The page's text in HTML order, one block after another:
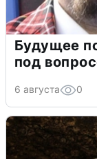
Будущее
под
6 августа 0